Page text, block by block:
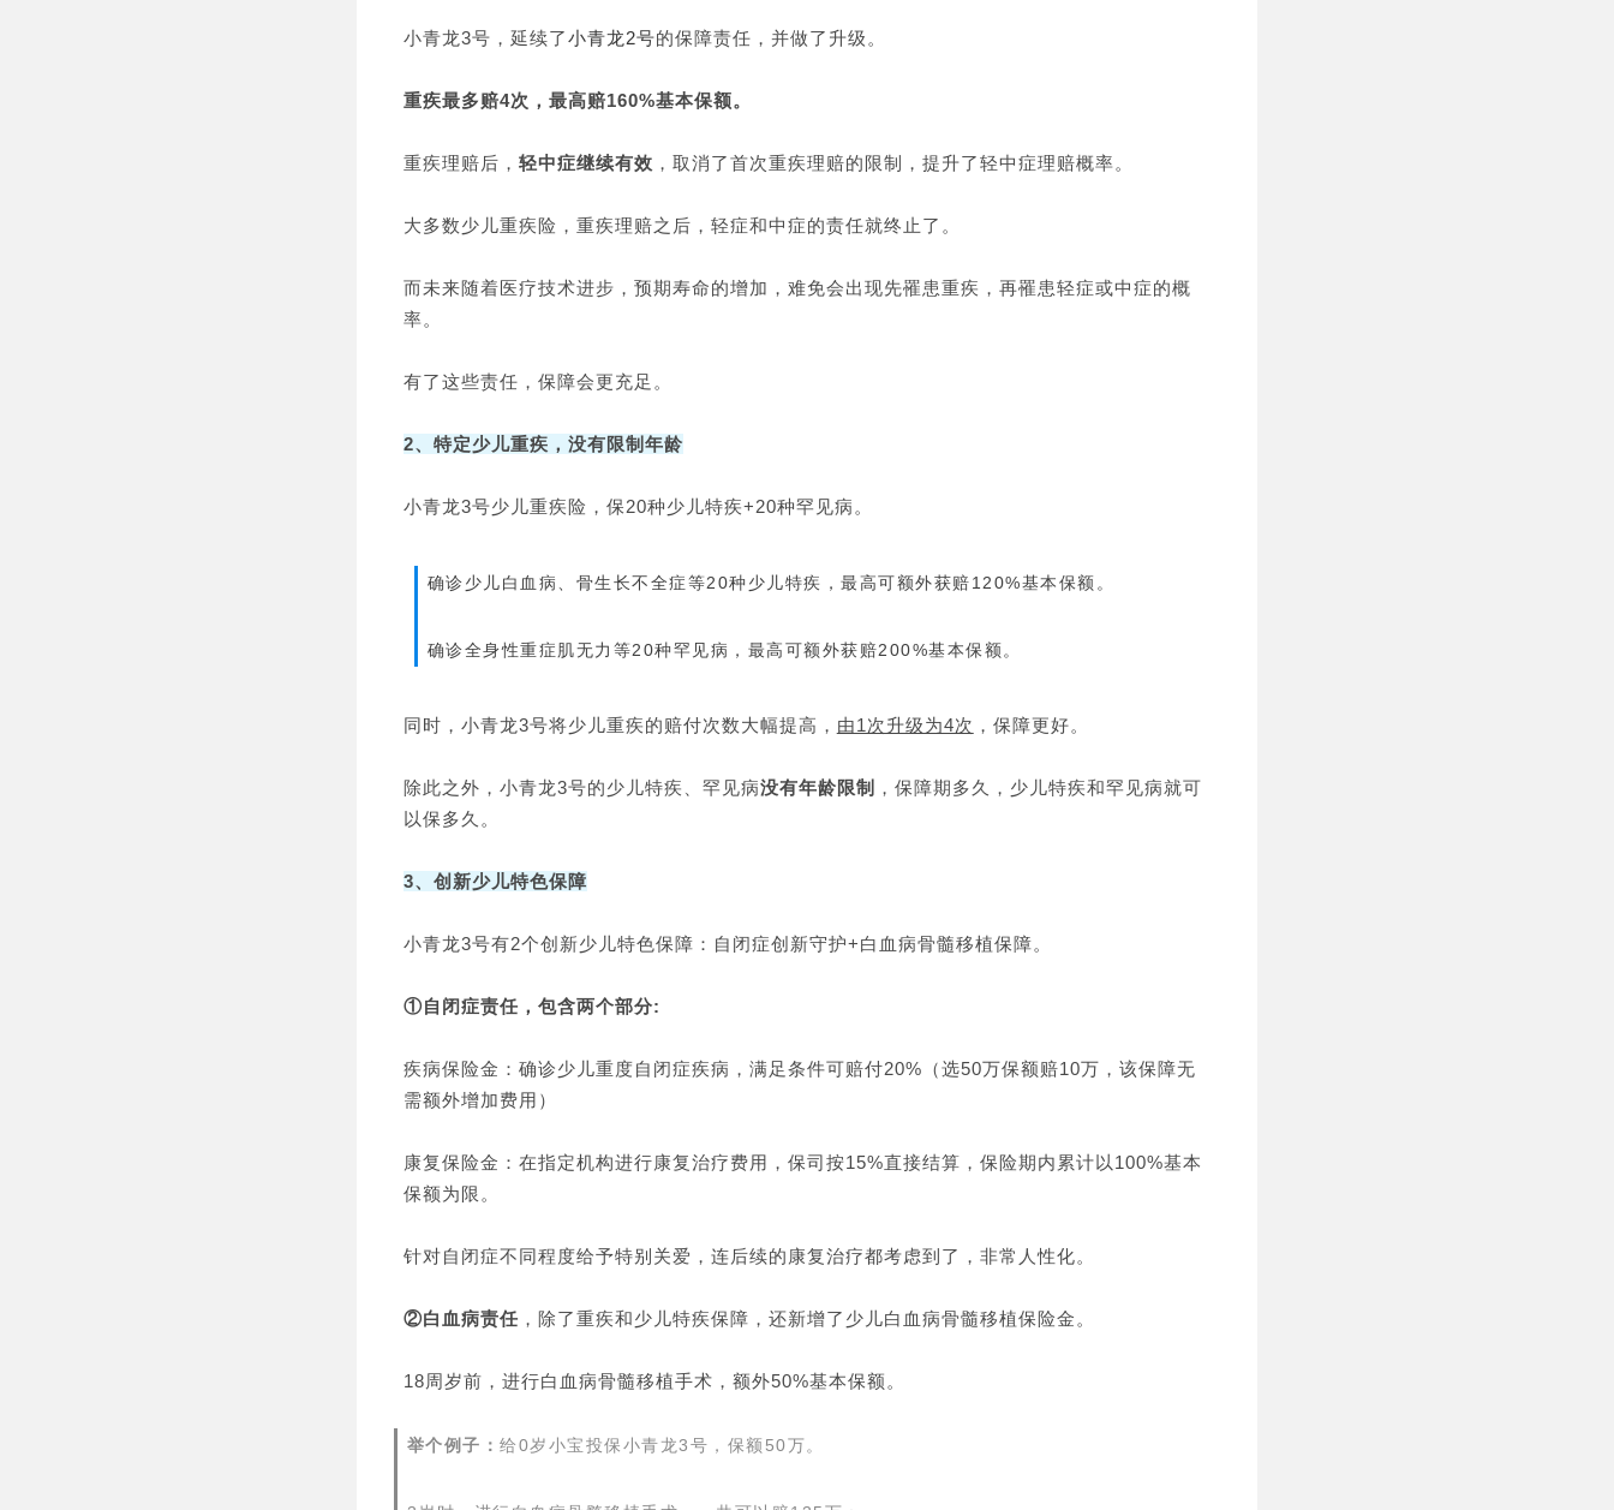
小青龙3号，延续了小青龙2号的保障责任，并做了升级。
重疾最多赔4次，最高赔160%基本保额。
重疾理赔后， 轻中症继续有效 ，取消了首次重疾理赔的限制，提升了轻中症理赔概率。
大多数少儿重疾险，重疾理赔之后，轻症和中症的责任就终止了。
而未来随着医疗技术进步，预期寿命的增加，难免会出现先罹患重疾，再罹患轻症或中症的概
率。
有了这些责任，保障会更充足。
2、特定少儿重疾，没有限制年龄
小青龙3号少儿重疾险，保20种少儿特疾+20种罕见病。
确诊少儿白血病、骨生长不全症等20种少儿特疾，最高可额外获赔120%基本保额。
确诊全身性重症肌无力等20种罕见病，最高可额外获赔200%基本保额。
同时，小青龙3号将少儿重疾的赔付次数大幅提高， 由1次升级为4次 ，保障更好。
除此之外，小青龙3号的少儿特疾、罕见病没有年龄限制 ，保障期多久，少儿特疾和罕见病就可
以保多久。
3、创新少儿特色保障
小青龙3号有2个创新少儿特色保障：自闭症创新守护+白血病骨髓移植保障。
①自闭症责任，包含两个部分:
疾病保险金：确诊少儿重度自闭症疾病，满足条件可赔付20%（选50万保额赔10万，该保障无
需额外增加费用）
康复保险金：在指定机构进行康复治疗费用，保司按15%直接结算，保险期内累计以100%基本
保额为限。
针对自闭症不同程度给予特别关爱，连后续的康复治疗都考虑到了，非常人性化。
②白血病责任 ，除了重疾和少儿特疾保障，还新增了少儿白血病骨髓移植保险金。
18周岁前，进行白血病骨髓移植手术，额外50%基本保额。
举个例子：给0岁小宝投保小青龙3号，保额50万。